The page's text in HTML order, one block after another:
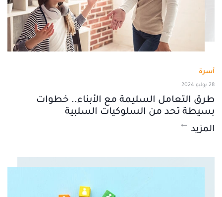
أسرة
28 يوليو 2024
طرق التعامل السليمة مع الأبناء.. خطوات
بسيطة تحد من السلوكيات السلبية
المزيد